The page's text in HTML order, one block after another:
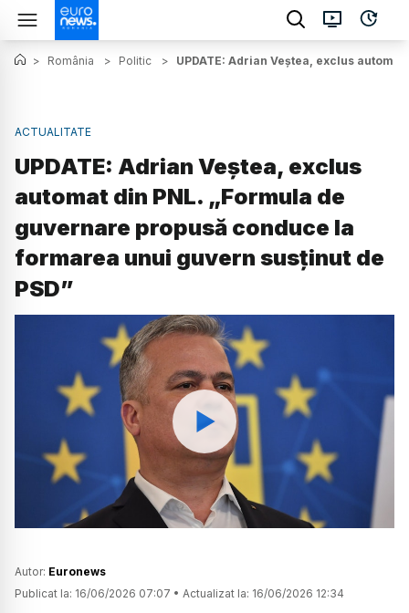
> România > Politic > UPDATE: Adrian Veștea, exclus
ACTUALITATE
UPDATE: Adrian Veștea, exclus
automat din PNL. „Formula de
guvernare propusă conduce la
formarea unui guvern susținut de
PSD”
Watch
Autor: Euronews
Publicat la: 16/06/2026 07:07 • Actualizat la: 16/06/2026 12:34